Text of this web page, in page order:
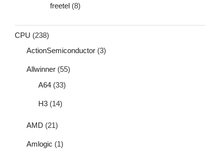
freetel (8)
CPU (238)
ActionSemiconductor (3)
Allwinner (55)
A64 (33)
H3 (14)
AMD (21)
Amlogic (1)